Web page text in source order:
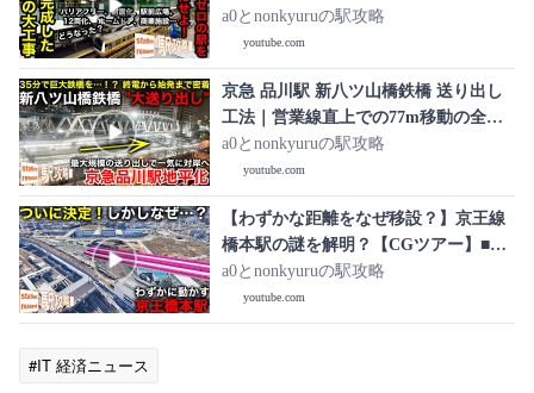
ら耐震化、駅前広場、12両化、ホーム
ドア、商業施設…大変貌した御茶ノ水
駅は【どうなった？】■駅攻略
a0とnonkyuruの駅攻略
youtube.com
京急 品川駅 新八ツ山橋鉄橋 送り出し
工法｜営業線直上での77m移動の全記
録【京急品川駅地平化 2026/2/22】
a0とnonkyuruの駅攻略
youtube.com
【わずかな距離をなぜ移設？】京王線
橋本駅の謎を解明？【CGツアー】■駅
攻略
a0とnonkyuruの駅攻略
youtube.com
#IT 経済ニュース